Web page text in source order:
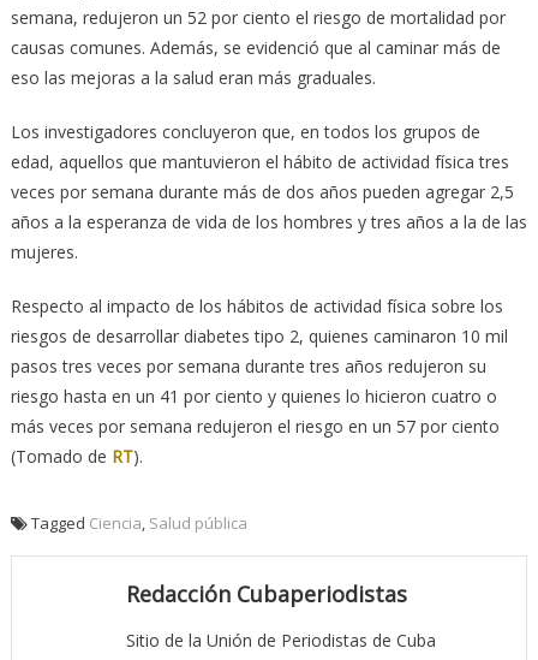
semana, redujeron un 52 por ciento el riesgo de mortalidad por
causas comunes. Además, se evidenció que al caminar más de
eso las mejoras a la salud eran más graduales.
Los investigadores concluyeron que, en todos los grupos de
edad, aquellos que mantuvieron el hábito de actividad física tres
veces por semana durante más de dos años pueden agregar 2,5
años a la esperanza de vida de los hombres y tres años a la de las
mujeres.
Respecto al impacto de los hábitos de actividad física sobre los
riesgos de desarrollar diabetes tipo 2, quienes caminaron 10 mil
pasos tres veces por semana durante tres años redujeron su
riesgo hasta en un 41 por ciento y quienes lo hicieron cuatro o
más veces por semana redujeron el riesgo en un 57 por ciento
(Tomado de RT).
Tagged Ciencia Salud pública
Redacción Cubaperiodistas
Sitio de la Unión de Periodistas de Cuba